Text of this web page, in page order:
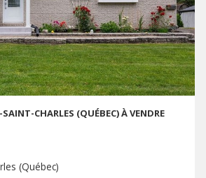
CHARLES (QUÉBEC) À VENDRE
(Québec)